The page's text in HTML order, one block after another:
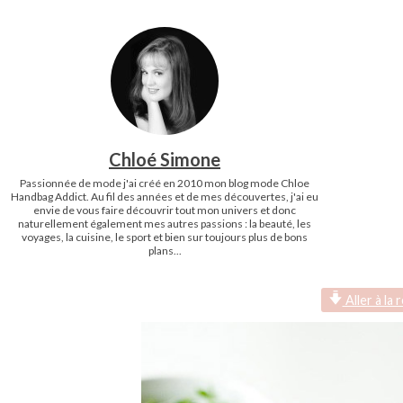
Chloé Simone
Passionnée de mode j'ai créé en 2010 mon blog mode Chloe
Handbag Addict. Au fil des années et de mes découvertes, j'ai eu
envie de vous faire découvrir tout mon univers et donc
naturellement également mes autres passions : la beauté, les
voyages, la cuisine, le sport et bien sur toujours plus de bons
plans...
Aller à la